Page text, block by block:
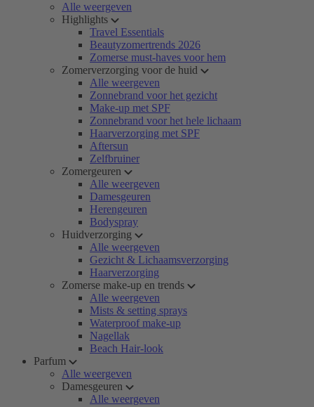
Alle weergeven
Highlights
Travel Essentials
Beautyzomertrends 2026
Zomerse must-haves voor hem
Zomerverzorging voor de huid
Alle weergeven
Zonnebrand voor het gezicht
Make-up met SPF
Zonnebrand voor het hele lichaam
Haarverzorging met SPF
Aftersun
Zelfbruiner
Zomergeuren
Alle weergeven
Damesgeuren
Herengeuren
Bodyspray
Huidverzorging
Alle weergeven
Gezicht & Lichaamsverzorging
Haarverzorging
Zomerse make-up en trends
Alle weergeven
Mists & setting sprays
Waterproof make-up
Nagellak
Beach Hair-look
Parfum
Alle weergeven
Damesgeuren
Alle weergeven